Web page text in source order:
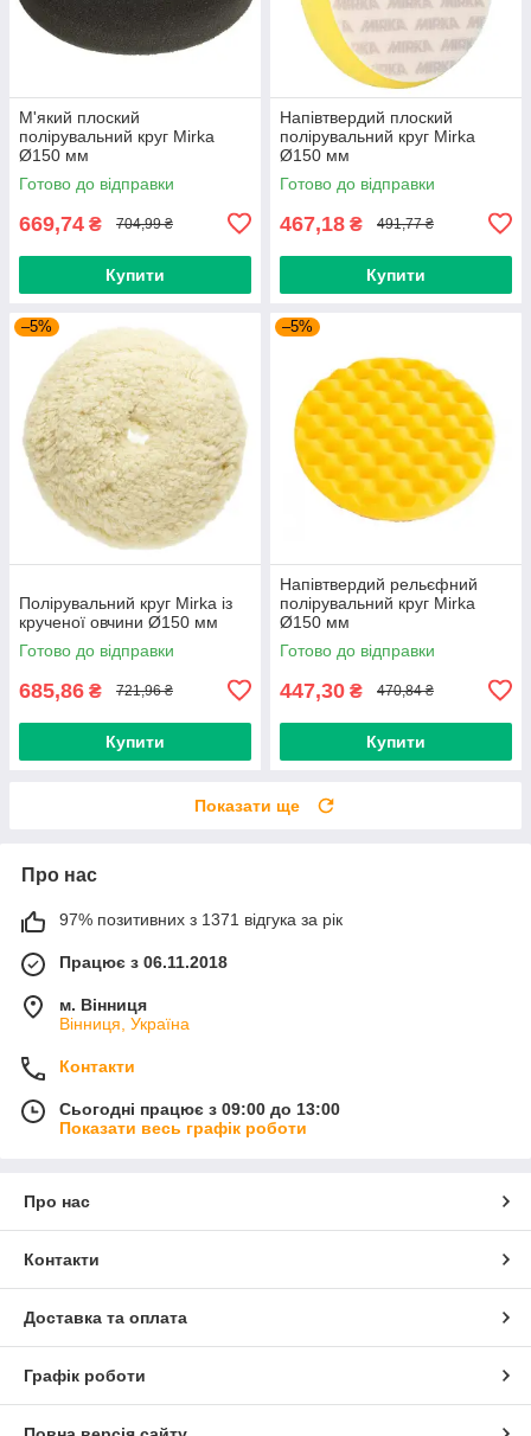
М'який плоский
полірувальний круг Mirka
Ø150 мм
Готово до відправки
669,74 ₴ 704,99 ₴
Купити
Напівтвердий плоский
полірувальний круг Mirka
Ø150 мм
Готово до відправки
467,18 ₴ 491,77 ₴
Купити
–5%
Полірувальний круг Mirka із
крученої овчини Ø150 мм
Готово до відправки
685,86 ₴ 721,96 ₴
Купити
–5%
Напівтвердий рельєфний
полірувальний круг Mirka
Ø150 мм
Готово до відправки
447,30 ₴ 470,84 ₴
Купити
Показати ще
Про нас
97% позитивних з 1371 відгука за рік
Працює з 06.11.2018
м. Вінниця
Вінниця, Україна
Контакти
Сьогодні працює з 09:00 до 13:00
Показати весь графік роботи
Про нас
Контакти
Доставка та оплата
Графік роботи